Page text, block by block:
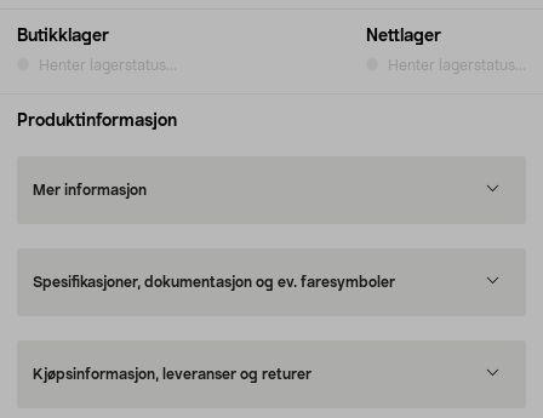
Butikklager
Henter lagerstatus...
Nettlager
Henter lagerstatus...
Produktinformasjon
Mer informasjon
Spesifikasjoner, dokumentasjon og ev. faresymboler
Kjøpsinformasjon, leveranser og returer